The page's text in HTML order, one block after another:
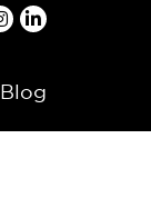
Blog